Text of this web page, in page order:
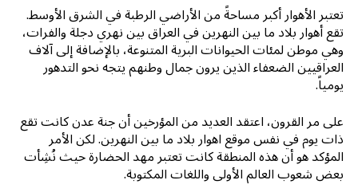
تعتبر الأهوار أكبر مساحةً من الأراضي الرطبة في الشرق الأوسط.
تقع أهوار بلاد ما بين النهرين في العراق بين نهري دجلة والفرات،
وهي موطن لمئات الحيوانات البرية المتنوعة، بالإضافة إلى آلاف
العراقيين الضعفاء الذين يرون جمال وطنهم يتجه نحو التدهور
يومياً.
على مر القرون، اعتقد العديد من المؤرخين أن جنة عدن كانت تقع
ذات يوم في نفس موقع اهوار بلاد ما بين النهرين. لكن الأمر
المؤكد هو أن هذه المنطقة كانت تعتبر مهد الحضارة حيث نُشِأت
بعض شعوب العالم الأولى واللغات المكتوبة.